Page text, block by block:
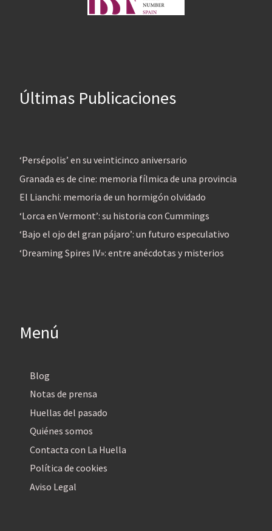
Últimas Publicaciones
‘Persépolis’ en su veinticinco aniversario
Granada es de cine: memoria fílmica de una provincia
El Lianchi: memoria de un hormigón olvidado
‘Lorca en Vermont’: su historia con Cummings
‘Bajo el ojo del gran pájaro’: un futuro especulativo
‘Dreaming Spires IV»: entre anécdotas y misterios
Menú
Blog
Notas de prensa
Huellas del pasado
Quiénes somos
Contacta con La Huella
Política de cookies
Aviso Legal